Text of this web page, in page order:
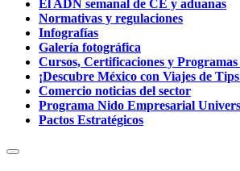
El ADN semanal de CE y aduanas
Normativas y regulaciones
Infografías
Galería fotográfica
Cursos, Certificaciones y
¡Descubre México con Viajes de
Comercio noticias del sector
Programa Nido Empresarial
Pactos Estratégicos